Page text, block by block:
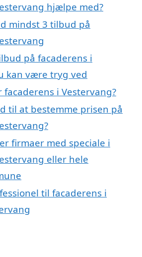
hjælpe med?
mindst 3 tilbud på
på facaderens i
kan være tryg ved
facaderens i Vestervang?
til at bestemme prisen på
firmaer med speciale i
eller hele
til facaderens i